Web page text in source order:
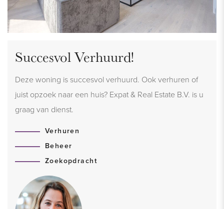
Succesvol Verhuurd!
Deze woning is succesvol verhuurd. Ook verhuren of
juist opzoek naar een huis? Expat & Real Estate B.V. is u
graag van dienst.
Verhuren
Beheer
Zoekopdracht